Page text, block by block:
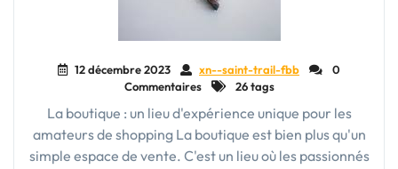
12 décembre 2023 xn--saint-trail-fbb
0
Commentaires
26 tags
La boutique : un lieu d'expérience unique pour les
amateurs de shopping La boutique est bien plus qu'un
simple espace de vente. C'est un lieu où les passionnés